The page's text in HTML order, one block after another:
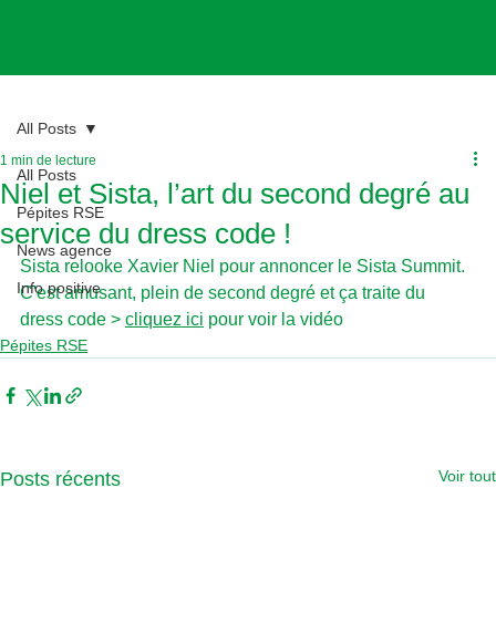
All Posts
Pépites RSE
News agence
Info positive
All Posts
Niel et Sista, l’art du second degré au
service du dress code !
1 min de lecture
Sista relooke Xavier Niel pour annoncer le Sista Summit.
C'est amusant, plein de second degré et ça traite du
dress code > cliquez ici pour voir la vidéo
Pépites RSE
Posts récents Voir tout